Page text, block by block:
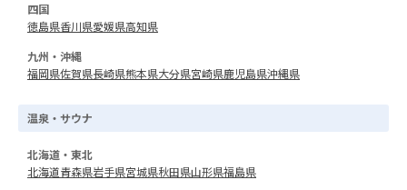
四国
徳島県香川県愛媛県高知県
九州・沖縄
福岡県佐賀県長崎県熊本県大分県宮崎県鹿児島県沖縄県
温泉・サウナ
北海道・東北
北海道青森県岩手県宮城県秋田県山形県福島県